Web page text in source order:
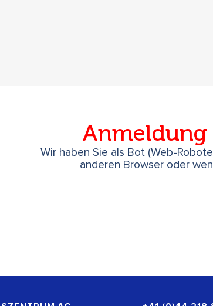
Wir haben Sie als Bot (Web-
anderen Browser oder